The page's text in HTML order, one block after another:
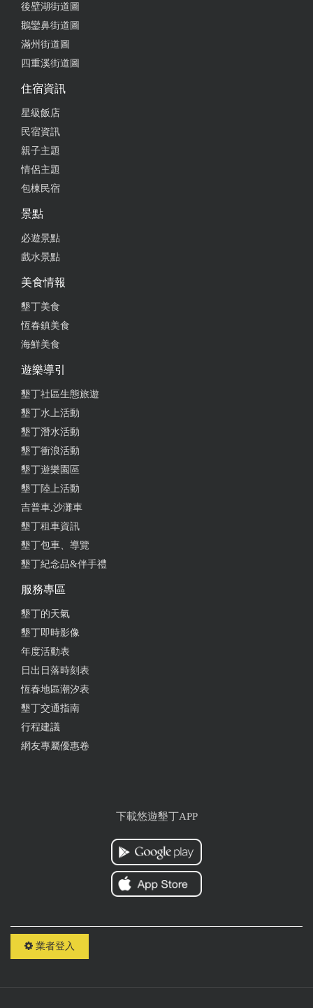
後壁湖街道圖
鵝鑾鼻街道圖
滿州街道圖
四重溪街道圖
住宿資訊
星級飯店
民宿資訊
親子主題
情侶主題
包棟民宿
景點
必遊景點
戲水景點
美食情報
墾丁美食
恆春鎮美食
海鮮美食
遊樂導引
墾丁社區生態旅遊
墾丁水上活動
墾丁潛水活動
墾丁衝浪活動
墾丁遊樂園區
墾丁陸上活動
吉普車,沙灘車
墾丁租車資訊
墾丁包車、導覽
墾丁紀念品&伴手禮
服務專區
墾丁的天氣
墾丁即時影像
年度活動表
日出日落時刻表
恆春地區潮汐表
墾丁交通指南
行程建議
網友專屬優惠卷
下載悠遊墾丁APP
業者登入